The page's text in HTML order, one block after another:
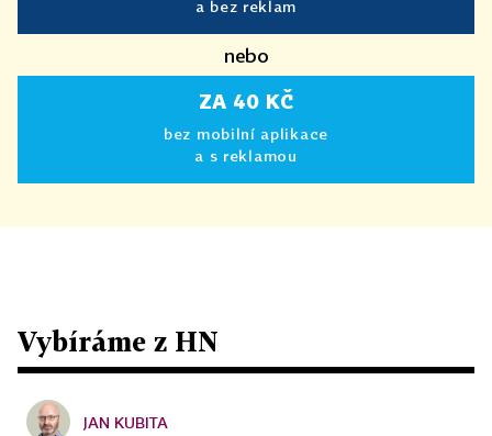
a bez reklam
nebo
ZA 40 KČ
bez mobilní aplikace
a s reklamou
Vybíráme z HN
JAN KUBITA